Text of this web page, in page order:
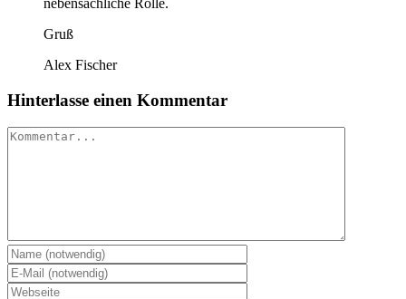
Gruß
Alex Fischer
Hinterlasse einen Kommentar
Kommentar